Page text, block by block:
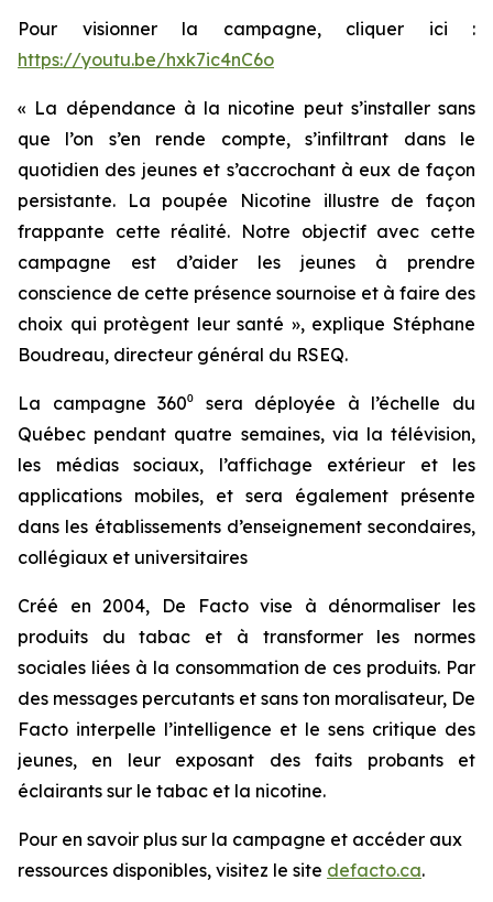
Pour visionner la campagne, cliquer ici :
https://youtu.be/hxk7ic4nC6o
« La dépendance à la nicotine peut s’installer sans
que l’on s’en rende compte, s’infiltrant dans le
quotidien des jeunes et s’accrochant à eux de façon
persistante. La poupée Nicotine illustre de façon
frappante cette réalité. Notre objectif avec cette
campagne est d’aider les jeunes à prendre
conscience de cette présence sournoise et à faire des
choix qui protègent leur santé », explique Stéphane
Boudreau, directeur général du RSEQ.
La campagne 360⁰ sera déployée à l’échelle du
Québec pendant quatre semaines, via la télévision,
les médias sociaux, l’affichage extérieur et les
applications mobiles, et sera également présente
dans les établissements d’enseignement secondaires,
collégiaux et universitaires
Créé en 2004, De Facto vise à dénormaliser les
produits du tabac et à transformer les normes
sociales liées à la consommation de ces produits. Par
des messages percutants et sans ton moralisateur, De
Facto interpelle l’intelligence et le sens critique des
jeunes, en leur exposant des faits probants et
éclairants sur le tabac et la nicotine.
Pour en savoir plus sur la campagne et accéder aux
ressources disponibles, visitez le site defacto.ca.